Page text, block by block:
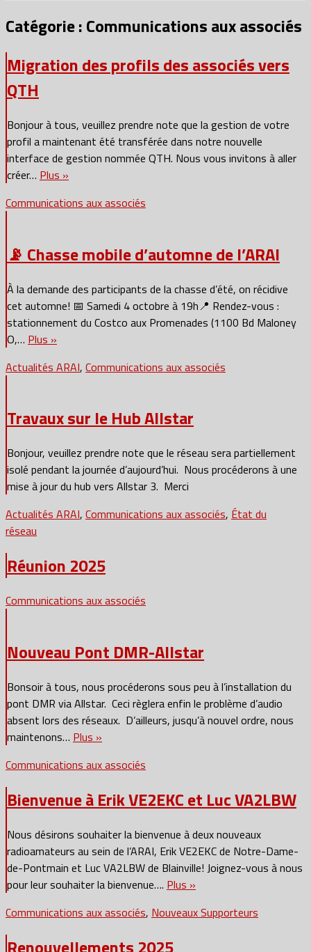
Catégorie :Communications aux associés
Migration des profils des associés vers
QTH
Bonjour à tous, veuillez prendre note que la gestion de votre
profil a maintenant été transférée dans notre nouvelle
interface de gestion nommée QTH. Nous vous invitons à aller
créer… Plus »
Communications aux associés
📡 Chasse mobile d’automne de l’ARAI
À la demande des participants de la chasse d’été, on récidive
cet automne! 📅 Samedi 4 octobre à 19h📍 Rendez-vous :
stationnement du Costco aux Promenades (1100 Bd Maloney
O,… Plus »
Actualités ARAI, Communications aux associés
Travaux sur le Hub Allstar
Bonjour, veuillez prendre note que le réseau sera partiellement
isolé pendant la journée d’aujourd’hui. Nous procéderons à une
mise à jour du hub vers Allstar 3. Merci
Actualités ARAI, Communications aux associés, État du
réseau
Réunion 2025
Communications aux associés
Nouveau Pont DMR-Allstar
Bonsoir à tous, nous procéderons sous peu à l’installation du
pont DMR via Allstar. Ceci règlera enfin le problème d’audio
absent lors des réseaux. D’ailleurs, jusqu’à nouvel ordre, nous
maintenons… Plus »
Communications aux associés
Bienvenue à Erik VE2EKC et Luc VA2LBW
Nous désirons souhaiter la bienvenue à deux nouveaux
radioamateurs au sein de l’ARAI, Erik VE2EKC de Notre-Dame-
de-Pontmain et Luc VA2LBW de Blainville! Joignez-vous à nous
pour leur souhaiter la bienvenue…. Plus »
Communications aux associés, Nouveaux Supporteurs
Renouvellements 2025